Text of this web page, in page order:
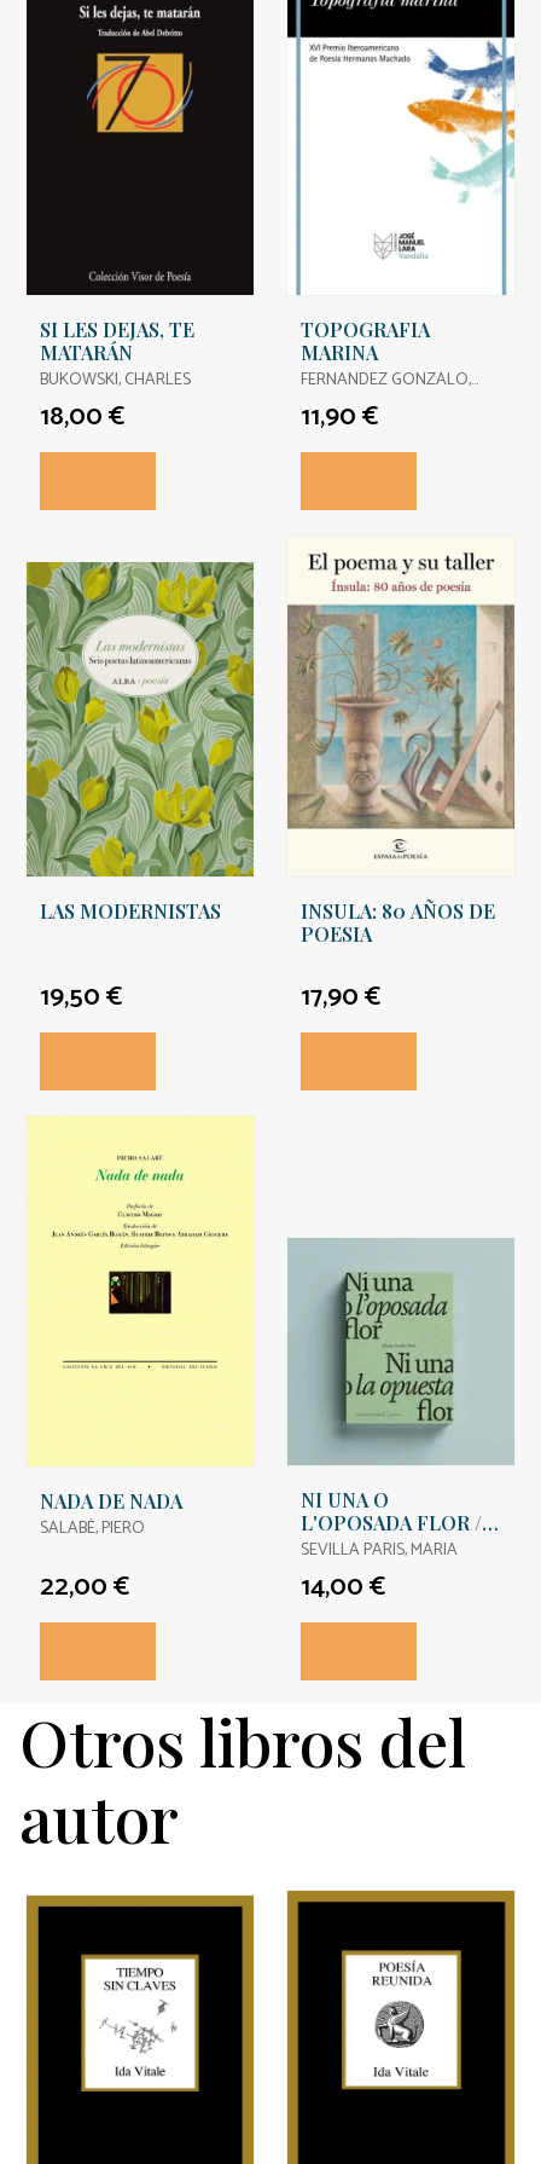
SI LES DEJAS, TE
MATARÁN
BUKOWSKI, CHARLES
18,00 €
TOPOGRAFIA
MARINA
FERNANDEZ GONZALO,
JORGE
11,90 €
LAS MODERNISTAS
19,50 €
INSULA: 80 AÑOS DE
POESIA
17,90 €
NADA DE NADA
SALABÈ, PIERO
22,00 €
NI UNA O
L'OPOSADA FLOR /
NI UNA NI LA
SEVILLA PARIS, MARIA
14,00 €
Otros libros del
autor